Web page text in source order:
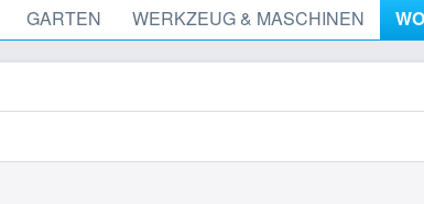
GARTEN WERKZEUG & MASCHINEN